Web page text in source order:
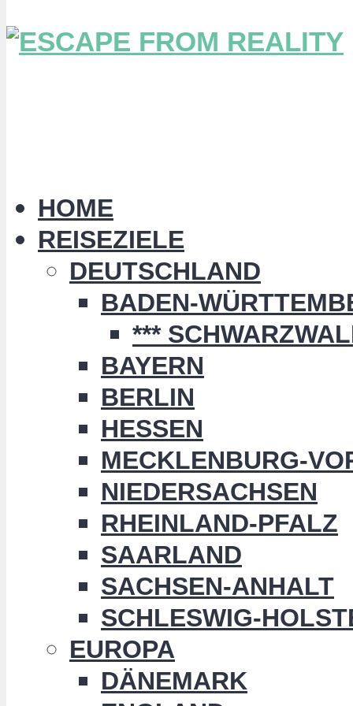
HOME
REISEZIELE
DEUTSCHLAND
BADEN-
***
BAYERN
BERLIN
HESSEN
MECKLENBURG-
NIEDERSACHSEN
RHEINLAND-PFALZ
SAARLAND
SACHSEN-ANHALT
SCHLESWIG-
EUROPA
DÄNEMARK